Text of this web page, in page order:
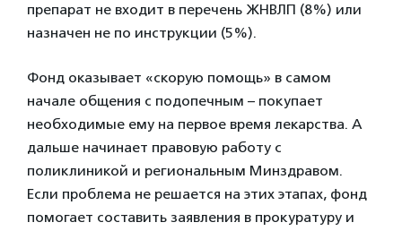
препарат не входит в перечень ЖНВЛП (8%) или
назначен не по инструкции (5%).
Фонд оказывает «скорую помощь» в самом
начале общения с подопечным – покупает
необходимые ему на первое время лекарства. А
дальше начинает правовую работу с
поликлиникой и региональным Минздравом.
Если проблема не решается на этих этапах, фонд
помогает составить заявления в прокуратуру и